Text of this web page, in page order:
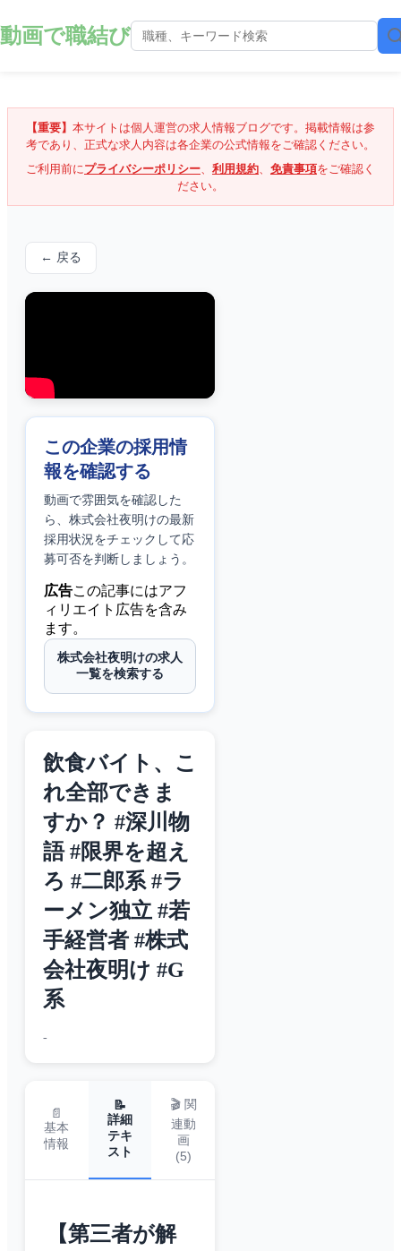
動画で職結び
【重要】 本サイトは個人運営の求人情報ブログです。掲載情報は参
考であり、正式な求人内容は各企業の公式情報をご確認ください。
ご利用前にプライバシーポリシー、 利用規約、 免責事項をご確認く
ださい。
← 戻る
この企業の採用情
報を確認する
動画で雰囲気を確認した
ら、 株式会社夜明けの最新
採用状況をチェックして応
募可否を判断しましょう。
広告この記事にはアフ
ィリエイト広告を含み
ます。
株式会社夜明けの求人
一覧を検索する
飲食バイト、こ
れ全部できま
すか？ #深川物
語 #限界を超え
ろ #二郎系 #ラ
ーメン独立 #若
手経営者 #株式
会社夜明け #G
系
-
📄
基本
情報
📝
詳細
テキ
スト
🎬 関
連動
画
(5)
【第三者が解